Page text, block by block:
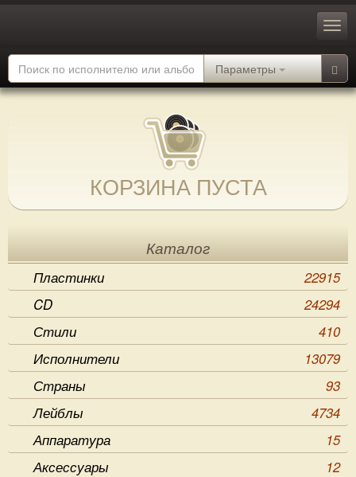
Параметры
КОРЗИНА ПУСТА
Каталог
Пластинки
22915
CD
24294
Стили
410
Исполнители
13079
Страны
93
Лейблы
4734
Аппаратура
15
Аксессуары
12